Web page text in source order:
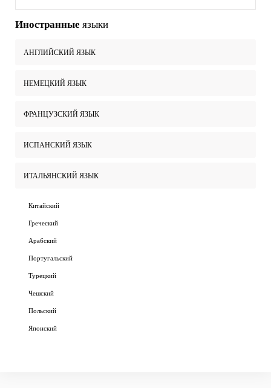
Иностранные языки
АНГЛИЙСКИЙ ЯЗЫК
НЕМЕЦКИЙ ЯЗЫК
ФРАНЦУЗСКИЙ ЯЗЫК
ИСПАНСКИЙ ЯЗЫК
ИТАЛЬЯНСКИЙ ЯЗЫК
Китайский
Греческий
Арабский
Португальский
Турецкий
Чешский
Польский
Японский